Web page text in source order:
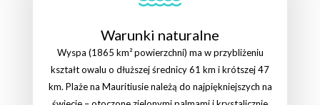
Warunki naturalne
Wyspa (1865 km² powierzchni) ma w przybliżeniu
kształt owalu o dłuższej średnicy 61 km i krótszej 47
km. Plaże na Mauritiusie należą do najpiękniejszych na